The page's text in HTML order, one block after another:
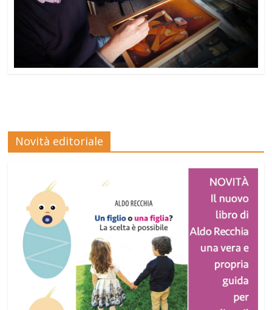
Novità editoriale